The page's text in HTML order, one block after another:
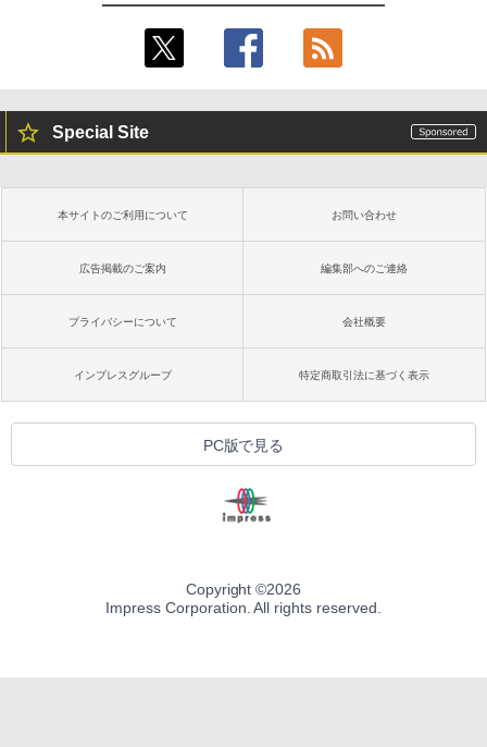
Special Site
本サイトのご利用について お問い合わせ
広告掲載のご案内 編集部へのご連絡
プライバシーについて 会社概要
インプレスグループ 特定商取引法に基づく表示
PC版で見る
Copyright ©2026
Impress Corporation. All rights reserved.